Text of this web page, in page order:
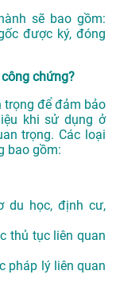
sẽ bao gồm:
được ký, đóng
chứng?
trọng để đảm bảo
khi sử dụng ở
trọng. Các loại
bao gồm:
du học, định cư,
thủ tục liên quan
pháp lý liên quan